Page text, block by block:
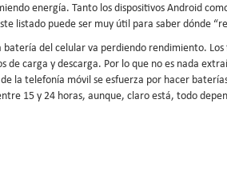
energía. Tanto los dispositivos Android
listado puede ser muy útil para saber dónde
del celular va perdiendo rendimiento.
carga y descarga. Por lo que no es nada
la telefonía móvil se esfuerza por hacer
15 y 24 horas, aunque, claro está, todo